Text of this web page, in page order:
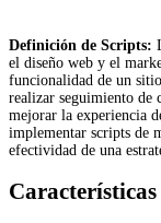
Definición de Scripts:
el diseño web y el
funcionalidad de un
realizar seguimiento de
mejorar la experiencia
implementar scripts de
efectividad de una